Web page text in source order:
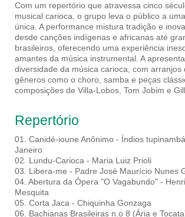
Com um repertório que atravessa cinco
musical carioca, o grupo leva o público a
única. A performance mistura tradição e
desde canções indígenas e africanas até
brasileiros, oferecendo uma experiência
amantes da música instrumental. A
diversidade da música carioca, com arranjos
gêneros como o choro, samba e peças
composições de Villa-Lobos, Tom Jobim e
Repertório
01. Canidé-ioune Anônimo - Índios
Janeiro
02. Lundu-Carioca - Maria Luiz Prioli
03. Libera-me - Padre José Maurício Nunes
04. Abertura da Ópera "O Vagabundo" -
Mesquita
05. Corta Jaca - Chiquinha Gonzaga
06. Bachianas Brasileiras n.o 8 (Ária e